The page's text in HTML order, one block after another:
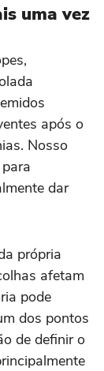
uma vez
após o
Nosso
dar
própria
afetam
pode
dos pontos
de definir o